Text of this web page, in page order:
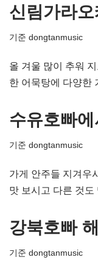
신림가라
기준 dongtanmusic
올 겨울 많이 추워
한 어묵탕에 다양한
수유호빠
기준 dongtanmusic
가게 안주들 지겨우
맛 보시고 다른 것도
강북호빠
기준 dongtanmusic